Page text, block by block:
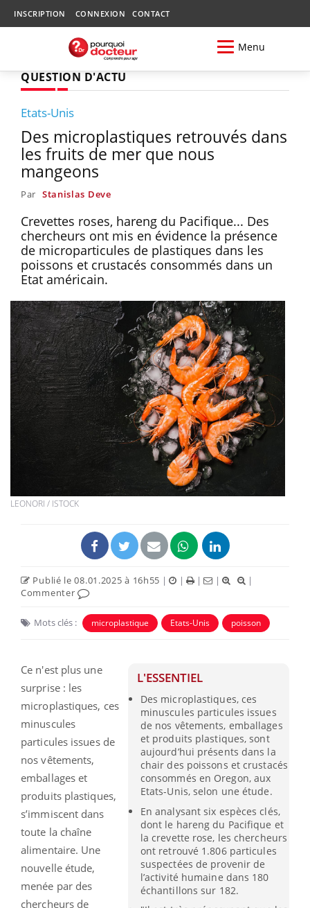
INSCRIPTION CONNEXION CONTACT
Menu
QUESTION D'ACTU
Etats-Unis
Des microplastiques retrouvés dans
les fruits de mer que nous
mangeons
Par Stanislas Deve
Crevettes roses, hareng du Pacifique... Des
chercheurs ont mis en évidence la présence
de microparticules de plastiques dans les
poissons et crustacés consommés dans un
Etat américain.
LEONORI / ISTOCK
Publié le 08.01.2025 à 16h55 | | | |
|
Commenter
Mots clés : microplastique Etats-Unis poisson
L'ESSENTIEL
Des microplastiques, ces
minuscules particules issues
de nos vêtements, emballages
et produits plastiques, sont
aujourd’hui présents dans la
chair des poissons et crustacés
consommés en Oregon, aux
Etats-Unis, selon une étude.
En analysant six espèces clés,
dont le hareng du Pacifique et
la crevette rose, les chercheurs
ont retrouvé 1.806 particules
suspectées de provenir de
l’activité humaine dans 180
échantillons sur 182.
Ce n'est plus une
surprise : les
microplastiques, ces
minuscules
particules issues de
nos vêtements,
emballages et
produits plastiques,
s’immiscent dans
toute la chaîne
alimentaire. Une
nouvelle étude,
menée par des
chercheurs de